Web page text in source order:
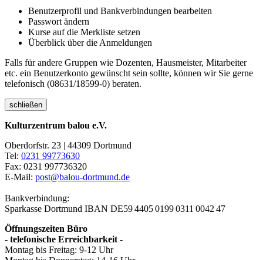
Benutzerprofil und Bankverbindungen bearbeiten
Passwort ändern
Kurse auf die Merkliste setzen
Überblick über die Anmeldungen
Falls für andere Gruppen wie Dozenten, Hausmeister, Mitarbeiter
etc. ein Benutzerkonto gewünscht sein sollte, können wir Sie gerne
telefonisch (08631/18599-0) beraten.
schließen
Kulturzentrum balou e.V.
Oberdorfstr. 23 | 44309 Dortmund
Tel: 0231 99773630
Fax: 0231 997736320
E-Mail: post@balou-dortmund.de
Bankverbindung:
Sparkasse Dortmund IBAN DE59 4405 0199 0311 0042 47
Öffnungszeiten Büro
- telefonische Erreichbarkeit -
Montag bis Freitag: 9-12 Uhr